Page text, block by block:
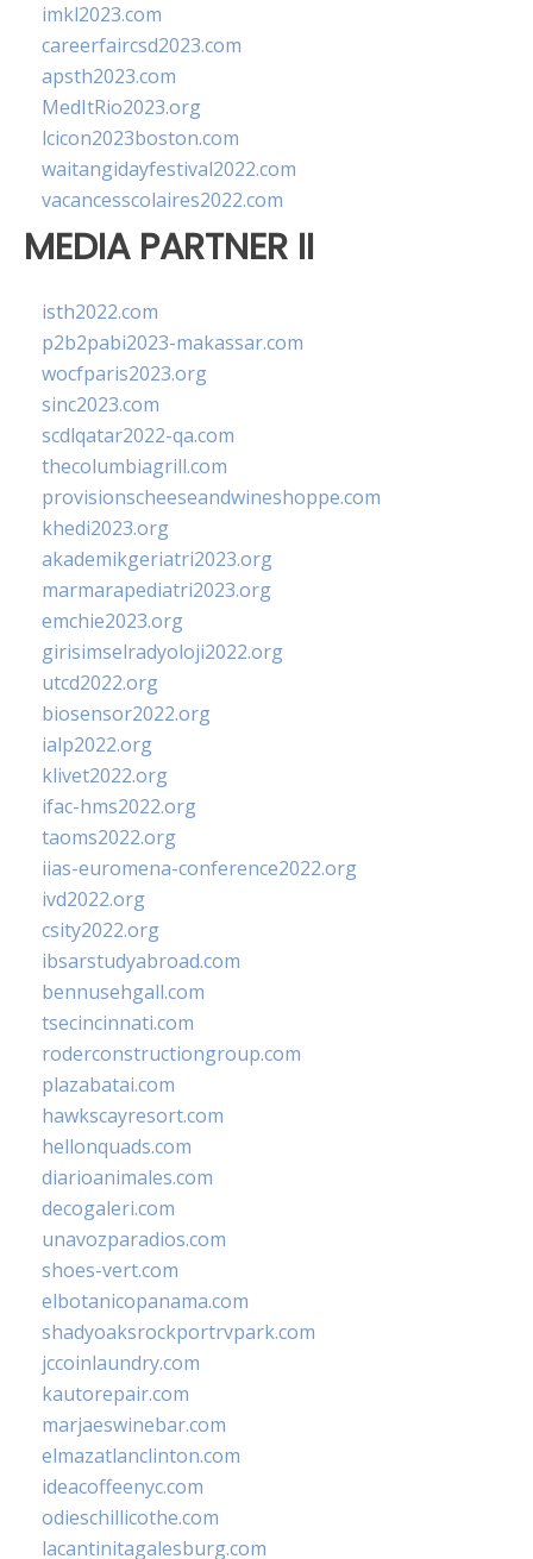
imkl2023.com
careerfaircsd2023.com
apsth2023.com
MedItRio2023.org
lcicon2023boston.com
waitangidayfestival2022.com
vacancesscolaires2022.com
MEDIA PARTNER II
isth2022.com
p2b2pabi2023-makassar.com
wocfparis2023.org
sinc2023.com
scdlqatar2022-qa.com
thecolumbiagrill.com
provisionscheeseandwineshoppe.com
khedi2023.org
akademikgeriatri2023.org
marmarapediatri2023.org
emchie2023.org
girisimselradyoloji2022.org
utcd2022.org
biosensor2022.org
ialp2022.org
klivet2022.org
ifac-hms2022.org
taoms2022.org
iias-euromena-conference2022.org
ivd2022.org
csity2022.org
ibsarstudyabroad.com
bennusehgall.com
tsecincinnati.com
roderconstructiongroup.com
plazabatai.com
hawkscayresort.com
hellonquads.com
diarioanimales.com
decogaleri.com
unavozparadios.com
shoes-vert.com
elbotanicopanama.com
shadyoaksrockportrvpark.com
jccoinlaundry.com
kautorepair.com
marjaeswinebar.com
elmazatlanclinton.com
ideacoffeenyc.com
odieschillicothe.com
lacantinitagalesburg.com